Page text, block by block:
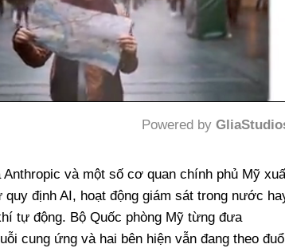
Powered by
và một số cơ quan chính phủ Mỹ
định AI, hoạt động giám sát trong nước
tự động. Bộ Quốc phòng Mỹ từng đưa
cung ứng và hai bên hiện vẫn đang theo